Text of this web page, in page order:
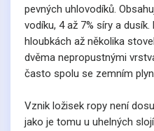
pevných uhlovodíků.
vodíku, 4 až 7% síry a
hloubkách až několika
dvěma nepropustnými
často spolu se zemním
Vznik ložisek ropy není
jako je tomu u uhelných